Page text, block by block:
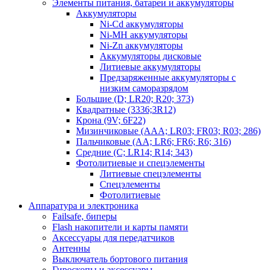
Элементы питания, батареи и аккумуляторы
Аккумуляторы
Ni-Cd аккумуляторы
Ni-MH аккумуляторы
Ni-Zn аккумуляторы
Аккумуляторы дисковые
Литиевые аккумуляторы
Предзаряженные аккумуляторы с
низким саморазрядом
Большие (D; LR20; R20; 373)
Квадратные (3336;3R12)
Крона (9V; 6F22)
Мизинчиковые (AAA; LR03; FR03; R03; 286)
Пальчиковые (AA; LR6; FR6; R6; 316)
Средние (C; LR14; R14; 343)
Фотолитиевые и спецэлементы
Литиевые спецэлементы
Спецэлементы
Фотолитиевые
Аппаратура и электроника
Failsafe, биперы
Flash накопители и карты памяти
Аксессуары для передатчиков
Антенны
Выключатель бортового питания